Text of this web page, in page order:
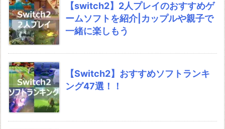
【switch2】2人プレイのおすすめゲ
ームソフトを紹介|カップルや親子で
一緒に楽しもう
【Switch2】おすすめソフトランキ
ング47選！！